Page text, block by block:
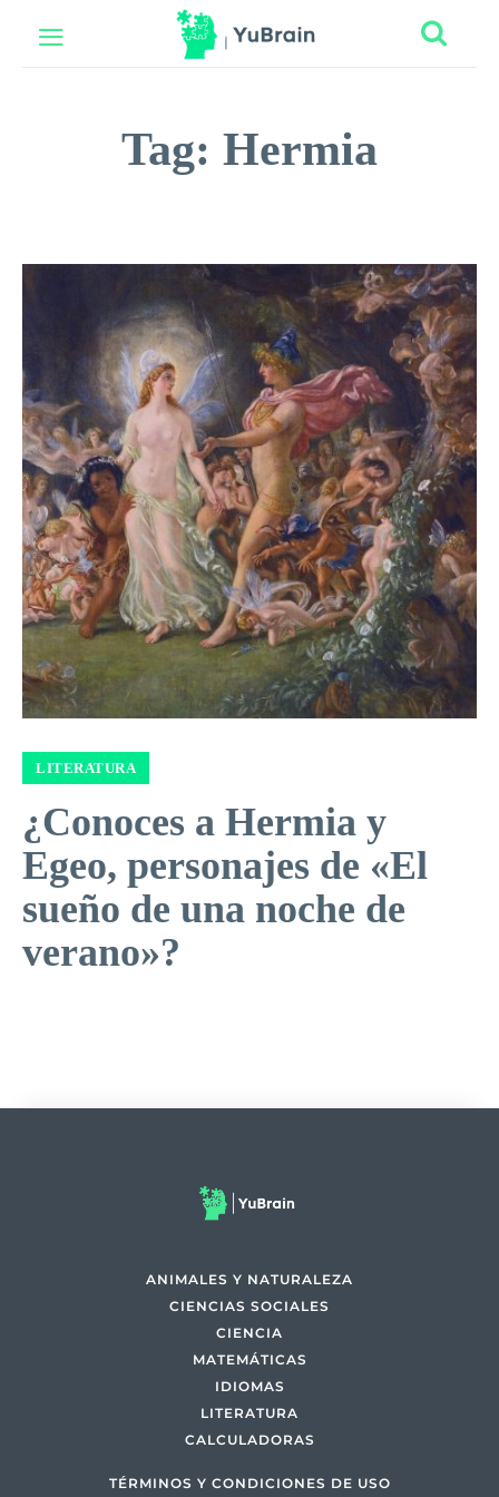
Tag: Hermia
LITERATURA
¿Conoces a Hermia y
Egeo, personajes de «El
sueño de una noche de
verano»?
ANIMALES Y NATURALEZA
CIENCIAS SOCIALES
CIENCIA
MATEMÁTICAS
IDIOMAS
LITERATURA
CALCULADORAS
TÉRMINOS Y CONDICIONES DE USO